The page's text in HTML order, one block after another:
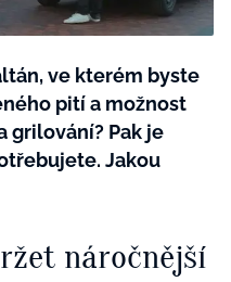
- 599 KČ
SVĚT ŽENY +
MANA (10 ks)
ve kterém byste
pití a možnost
grilování? Pak je
Jakou
náročnější